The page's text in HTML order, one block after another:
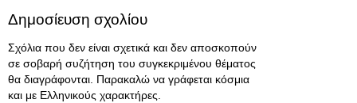
Δημοσίευση σχολίου
Σχόλια που δεν είναι σχετικά και δεν αποσκοπούν
σε σοβαρή συζήτηση του συγκεκριμένου θέματος
θα διαγράφονται. Παρακαλώ να γράφεται κόσμια
και με Ελληνικούς χαρακτήρες.